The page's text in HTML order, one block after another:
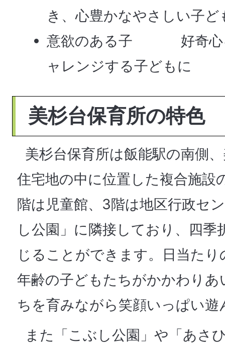
き、心豊かなやさしい子ど
意欲のある子 好奇心を
ャレンジする子どもに
美杉台保育所の特色
美杉台保育所は飯能駅の南側
住宅地の中に位置した複合施設
階は児童館、3階は地区行政セ
し公園」に隣接しており、四季
じることができます。日当た
年齢の子どもたちがかかわりあ
ちを育みながら笑顔いっぱい遊
また「こぶし公園」や「あさ